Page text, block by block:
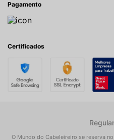
Pagamento
Certificados
O Mundo do Cabeleireiro se reserva